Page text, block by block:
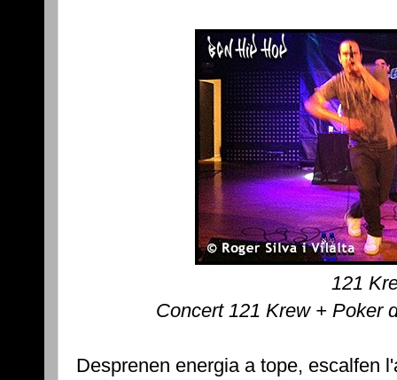
121
Concert 121 Krew + Poker
Desprenen energia a tope, escalfen